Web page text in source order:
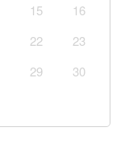
15
16
22
23
29
30